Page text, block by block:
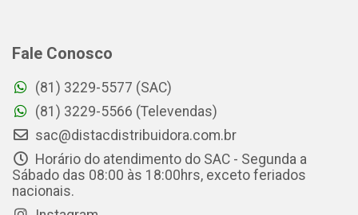
Fale Conosco
(81) 3229-5577 (SAC)
(81) 3229-5566 (Televendas)
sac@distacdistribuidora.com.br
Horário do atendimento do SAC - Segunda a
Sábado das 08:00 às 18:00hrs, exceto feriados
nacionais.